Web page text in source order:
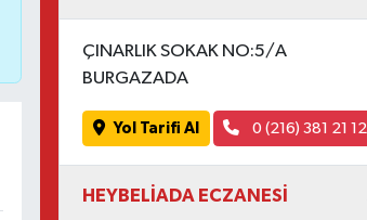
ÇINARLIK SOKAK NO:5/A
BURGAZADA
Yol Tarifi Al 0 (216) 381 21 12
HEYBELİADA ECZANESİ